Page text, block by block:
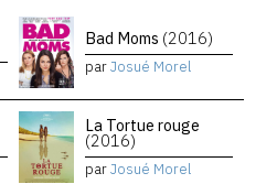
Bad Moms (2016)
parJosué Morel
La Tortue rouge
(2016)
parJosué Morel